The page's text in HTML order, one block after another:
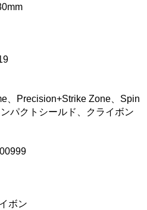
、Precision+Strike Zone、Spin
パクトシールド、クライボン
ボン